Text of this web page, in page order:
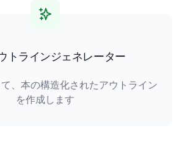
トラインジェネレーター
、本の構造化されたアウトライン
を作成します